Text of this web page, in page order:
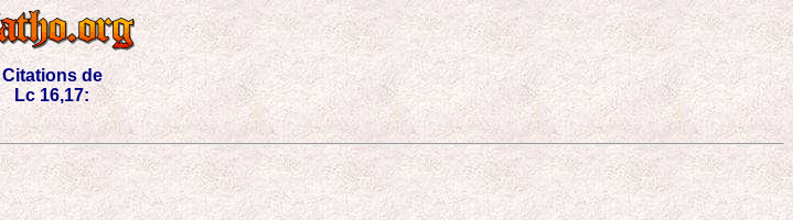
Citations de
Lc 16,17: